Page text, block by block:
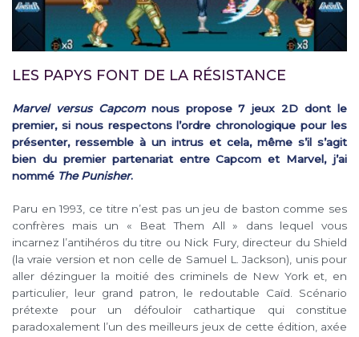
LES PAPYS FONT DE LA RÉSISTANCE
Marvel versus Capcomnous propose 7 jeux 2D dont le
premier, si nous respectons l’ordre chronologique pour les
présenter, ressemble à un intrus et cela, même s’il s’agit
bien du premier partenariat entre Capcom et Marvel, j’ai
nommé The Punisher.
Paru en 1993, ce titre n’est pas un jeu de baston comme ses
confrères mais un « Beat Them All » dans lequel vous
incarnez l’antihéros du titre ou Nick Fury, directeur du Shield
(la vraie version et non celle de Samuel L. Jackson), unis pour
aller dézinguer la moitié des criminels de New York et, en
particulier, leur grand patron, le redoutable Caïd. Scénario
prétexte pour un défouloir cathartique qui constitue
paradoxalement l’un des meilleurs jeux de cette édition, axée